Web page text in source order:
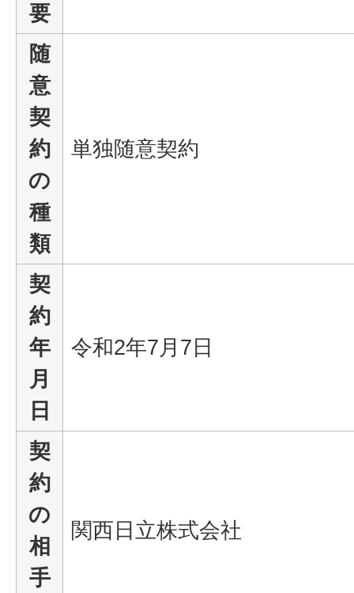
要
随
意
契
約
の
種
類
単独随意契約
契
約
年
月
日
令和2年7月7日
契
約
の
相
手
関西日立株式会社